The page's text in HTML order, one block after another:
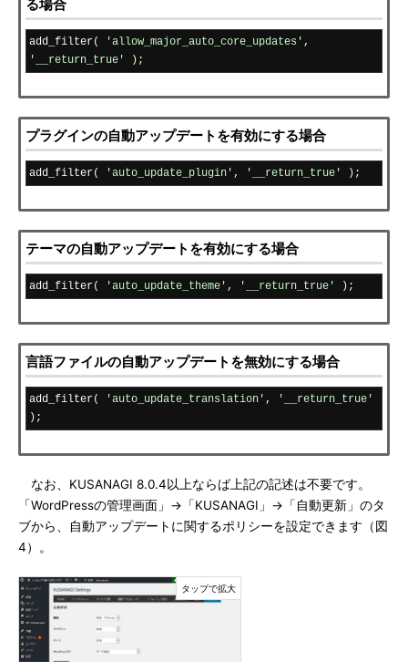
る場合
add_filter( 'allow_major_auto_core_updates' ,
'__return_true'
);
プラグインの自動アップデートを有効にする場合
add_filter( 'auto_update_plugin' , '__return_true' );
テーマの自動アップデートを有効にする場合
add_filter( 'auto_update_theme' , '__return_true' );
言語ファイルの自動アップデートを無効にする場合
add_filter( 'auto_update_translation' ,
'__return_true'
);
なお、KUSANAGI 8.0.4以上ならば上記の記述は不要です。
「WordPressの管理画面」→「KUSANAGI」→「自動更新」のタ
ブから、自動アップデートに関するポリシーを設定できます（図
4）。